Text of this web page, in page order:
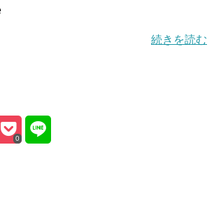
続きを読む
0